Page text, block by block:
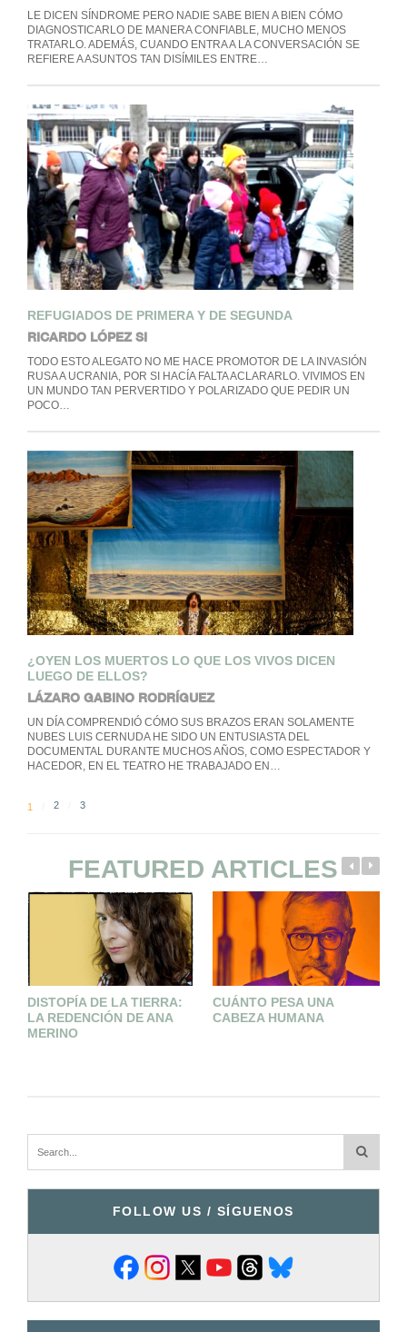
LE DICEN SÍNDROME PERO NADIE SABE BIEN A BIEN CÓMO
DIAGNOSTICARLO DE MANERA CONFIABLE, MUCHO MENOS
TRATARLO. ADEMÁS, CUANDO ENTRA A LA CONVERSACIÓN SE
REFIERE A ASUNTOS TAN DISÍMILES ENTRE…
REFUGIADOS DE PRIMERA Y DE SEGUNDA
RICARDO LÓPEZ SI
TODO ESTO ALEGATO NO ME HACE PROMOTOR DE LA INVASIÓN
RUSA A UCRANIA, POR SI HACÍA FALTA ACLARARLO. VIVIMOS EN
UN MUNDO TAN PERVERTIDO Y POLARIZADO QUE PEDIR UN
POCO…
¿OYEN LOS MUERTOS LO QUE LOS VIVOS DICEN
LUEGO DE ELLOS?
LÁZARO GABINO RODRÍGUEZ
UN DÍA COMPRENDIÓ CÓMO SUS BRAZOS ERAN SOLAMENTE
NUBES LUIS CERNUDA HE SIDO UN ENTUSIASTA DEL
DOCUMENTAL DURANTE MUCHOS AÑOS, COMO ESPECTADOR Y
HACEDOR, EN EL TEATRO HE TRABAJADO EN…
1 2 3
FEATURED ARTICLES
DISTOPÍA DE LA TIERRA:
LA REDENCIÓN DE ANA
MERINO
CUÁNTO PESA UNA
CABEZA HUMANA
FOLLOW US / SÍGUENOS